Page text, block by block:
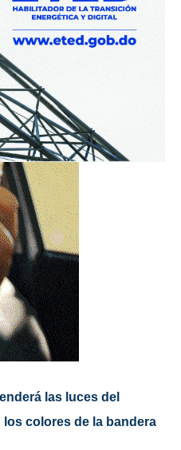
las luces del
colores de la bandera